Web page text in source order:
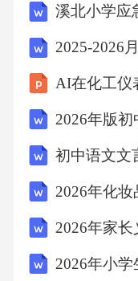
析】一位数乘三
能是四位数；要
乘第一个因数个
的1满10向百位
须等于或大于9
分析得出：要使
填3。故答案为
断一位数乘三位
溪北小学应
AI在化工仪
初中语文文
2026年化
2026年家长
2026年小